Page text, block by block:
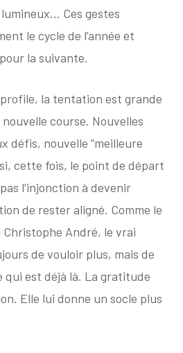
Ces gestes
le cycle de l’année et
la suivante.
profile, la tentation est grande
course. Nouvelles
défis, nouvelle “meilleure
cette fois, le point de départ
l’injonction à devenir
de rester aligné. Comme le
André, le vrai
de vouloir plus, mais de
qui est déjà là. La gratitude
Elle lui donne un socle plus